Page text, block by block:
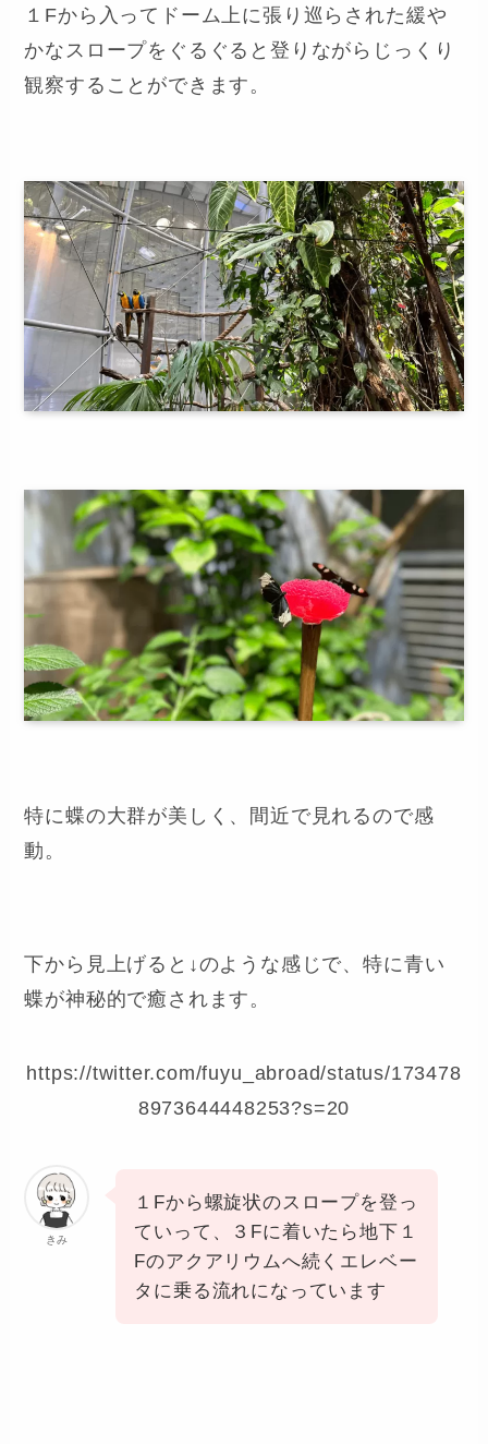
１Fから入ってドーム上に張り巡らされた緩や
かなスロープをぐるぐると登りながらじっくり
観察することができます。
特に蝶の大群が美しく、間近で見れるので感
動。
下から見上げると↓のような感じで、特に青い
蝶が神秘的で癒されます。
https://twitter.com/fuyu_abroad/status/173478
8973644448253?s=20
きみ
１Fから螺旋状のスロープを登っ
ていって、３Fに着いたら地下１
Fのアクアリウムへ続くエレベー
タに乗る流れになっています